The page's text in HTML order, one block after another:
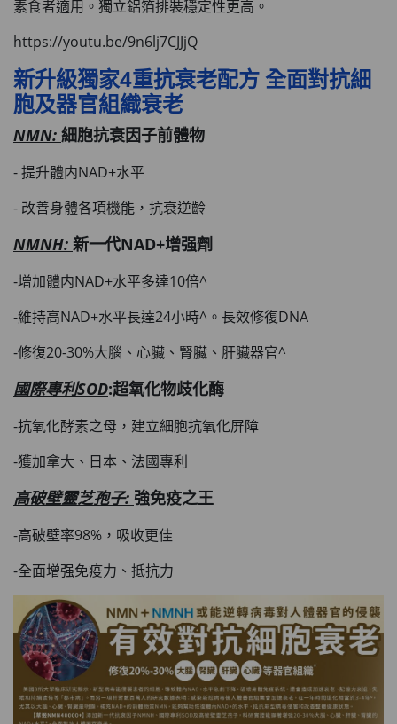
素食者適用。獨立鋁箔排裝穩定性更高。
https://youtu.be/9n6lj7CJJjQ
新升級獨家4重抗衰老配方 全面對抗細
胞及器官組織衰老
NMN: 細胞抗衰因子前體物
- 提升體内NAD+水平
- 改善身體各項機能，抗衰逆齡
NMNH: 新一代NAD+增强劑
-增加體内NAD+水平多達10倍^
-維持高NAD+水平長達24小時^。長效修復DNA
-修復20-30%大腦、心臟、腎臟、肝臟器官^
國際專利SOD:超氧化物歧化酶
-抗氧化酵素之母，建立細胞抗氧化屏障
-獲加拿大、日本、法國專利
高破壁靈芝孢子: 強免疫之王
-高破壁率98%，吸收更佳
-全面增强免疫力、抵抗力